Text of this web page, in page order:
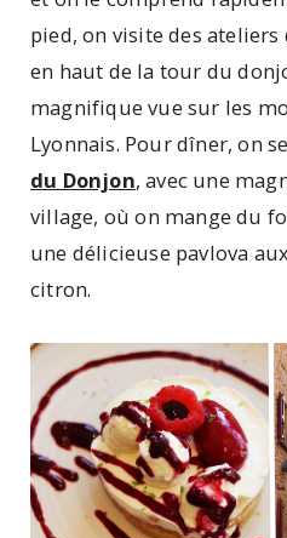
pied, on visite des ateliers
en haut de la tour du
magnifique vue sur les
Lyonnais. Pour dîner, on
du Donjon, avec une
village, où on mange du
une délicieuse pavlova
citron.